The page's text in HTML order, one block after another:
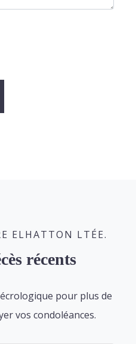
ELHATTON LTÉE.
récents
pour plus de
vos condoléances.